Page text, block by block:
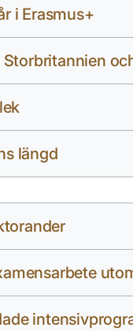
i Erasmus+
längd